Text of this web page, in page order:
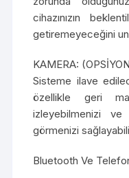
cihazınızın
getiremeyeceğini
KAMERA:
Sisteme ilave
özellikle geri
izleyebilmenizi
görmenizi
Bluetooth Ve